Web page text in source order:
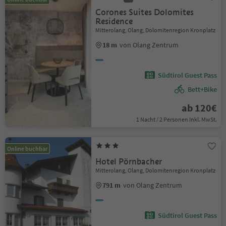
Corones Suites Dolomites
Residence
Mitterolang, Olang, Dolomitenregion Kronplatz
18 m von Olang Zentrum
Südtirol Guest Pass
Bett+Bike
ab 120€
1 Nacht / 2 Personen Inkl. MwSt.
Online buchbar
Hotel Pörnbacher
Mitterolang, Olang, Dolomitenregion Kronplatz
791 m von Olang Zentrum
Südtirol Guest Pass